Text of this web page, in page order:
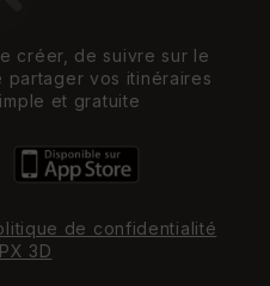
créer, de suivre sur le
vos itinéraires
et gratuite
de confidentialité
3D